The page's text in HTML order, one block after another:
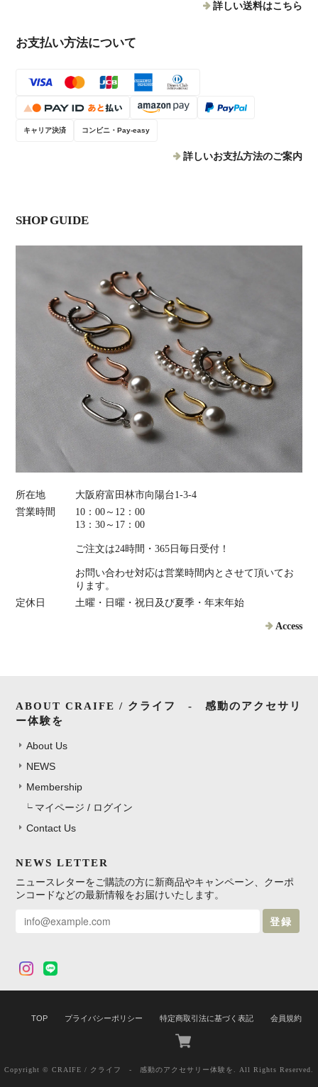
詳しい送料はこちら
お支払い方法について
キャリア決済 コンビニ・Pay-easy
詳しいお支払方法のご案内
SHOP GUIDE
所在地
大阪府富田林市向陽台1-3-4
営業時間
10：00～12：00
13：30～17：00
ご注文は24時間・365日毎日受付！
お問い合わせ対応は営業時間内とさせて頂いてお
ります。
定休日
土曜・日曜・祝日及び夏季・年末年始
Access
ABOUT CRAIFE / クライフ - 感動のアクセサリ
ー体験を
About Us
NEWS
Membership
マイページ / ログイン
Contact Us
NEWS LETTER
ニュースレターをご購読の方に新商品やキャンペーン、クーポ
ンコードなどの最新情報をお届けいたします。
登録
TOP プライバシーポリシー 特定商取引法に基づく表記 会員規約
Copyright © CRAIFE / クライフ - 感動のアクセサリー体験を. All Rights Reserved.